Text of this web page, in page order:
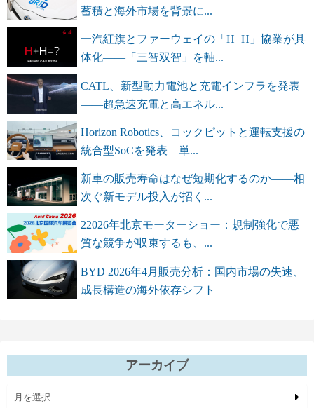
蓄積と海外市場を背景に...
一汽紅旗とファーウェイの「H+H」協業が具
体化――「三智双智」を軸...
CATL、新型動力電池と充電インフラを発表
――超急速充電と高エネル...
Horizon Robotics、コックピットと運転支援の
統合型SoCを発表 単...
新車の販売寿命はなぜ短期化するのか――相
次ぐ新モデル投入が招く...
22026年北京モーターショー：規制強化で悪
質な競争が収束するも、...
BYD 2026年4月販売分析：国内市場の失速、
成長構造の海外依存シフト
アーカイブ
月を選択